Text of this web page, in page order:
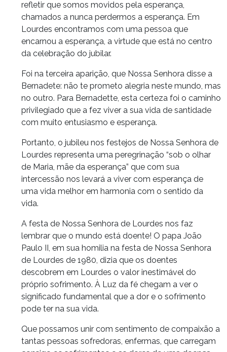
refletir que somos movidos pela esperança,
chamados a nunca perdermos a esperança. Em
Lourdes encontramos com uma pessoa que
encarnou a esperança, a virtude que está no centro
da celebração do jubilar.
Foi na terceira aparição, que Nossa Senhora disse a
Bernadete: não te prometo alegria neste mundo, mas
no outro. Para Bernadette, esta certeza foi o caminho
privilegiado que a fez viver a sua vida de santidade
com muito entusiasmo e esperança.
Portanto, o jubileu nos festejos de Nossa Senhora de
Lourdes representa uma peregrinação “sob o olhar
de Maria, mãe da esperança” que com sua
intercessão nos levará a viver com esperança de
uma vida melhor em harmonia com o sentido da
vida.
A festa de Nossa Senhora de Lourdes nos faz
lembrar que o mundo está doente! O papa João
Paulo II, em sua homilia na festa de Nossa Senhora
de Lourdes de 1980, dizia que os doentes
descobrem em Lourdes o valor inestimável do
próprio sofrimento. À Luz da fé chegam a ver o
significado fundamental que a dor e o sofrimento
pode ter na sua vida.
Que possamos unir com sentimento de compaixão a
tantas pessoas sofredoras, enfermas, que carregam